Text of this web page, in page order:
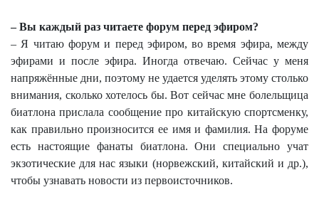
– Вы каждый раз читаете форум перед эфиром?
– Я читаю форум и перед эфиром, во время эфира, между
эфирами и после эфира. Иногда отвечаю. Сейчас у меня
напряжённые дни, поэтому не удается уделять этому столько
внимания, сколько хотелось бы. Вот сейчас мне болельщица
биатлона прислала сообщение про китайскую спортсменку,
как правильно произносится ее имя и фамилия. На форуме
есть настоящие фанаты биатлона. Они специально учат
экзотические для нас языки (норвежский, китайский и др.),
чтобы узнавать новости из первоисточников.